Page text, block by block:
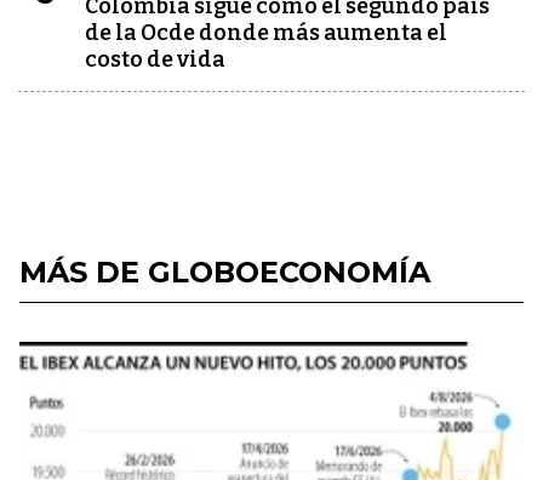
Colombia sigue como el segundo país
de la Ocde donde más aumenta el
costo de vida
MÁS DE GLOBOECONOMÍA